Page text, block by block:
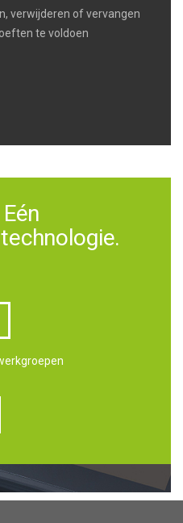
verwijderen of vervangen
te voldoen